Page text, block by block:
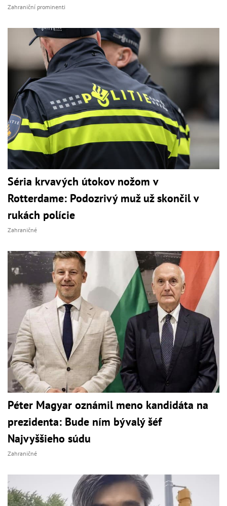
Zahraniční prominenti
Séria krvavých útokov nožom v
Rotterdame: Podozrivý muž už skončil v
rukách polície
Zahraničné
Péter Magyar oznámil meno kandidáta na
prezidenta: Bude ním bývalý šéf
Najvyššieho súdu
Zahraničné